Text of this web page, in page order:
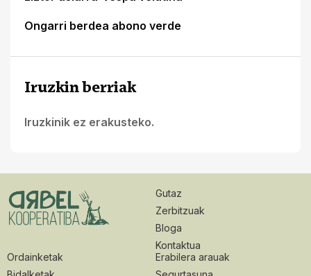
Ongarri berdea abono verde
Iruzkin berriak
Iruzkinik ez erakusteko.
Gutaz
Zerbitzuak
Bloga
Kontaktua
Ordainketak
Erabilera arauak